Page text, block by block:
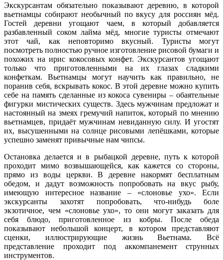
Экскурсантам обязательно показывают деревню, в которой
вьетнамцы собирают необычный по вкусу для россиян мёд.
Гостей деревни угощают чаем, в который добавляется
разбавленный соком лайма мёд, многие туристы отмечают
этот чай, как неповторимо вкусный. Туристы могут
посмотреть полностью ручное изготовление рисовой бумаги и
похожих на ирис кокосовых конфет. Экскурсантов угощают
только что приготовленными на их глазах сладкими
конфеткам. Вьетнамцы могут научить как правильно, не
поранив себя, вскрывать кокос. В этой деревне можно купить
себе на память сделанные из кокоса сувениры – обаятельные
фигурки мистических существ. Здесь мужчинам предложат и
настоянный на змеях гремучий напиток, который по мнению
вьетнамцев, придаёт мужчинам невиданную силу. И угостят
их, высушенными на солнце рисовыми лепёшками, которые
успешно заменят привычные нам чипсы.
Остановка делается и в рыбацкой деревне, путь к которой
проходит мимо возвышающейся, как кажется со стороны,
прямо из воды церкви. В деревне накормят бесплатным
обедом, и дадут возможность попробовать на вкус рыбу,
имеющую интересное название – «слоновье ухо». Если
экскурсанты захотят попробовать, что-нибудь боле
экзотичное, чем «слоновье ухо», то они могут заказать для
себя блюдо, приготовленное из кобры. После обеда
показывают небольшой концерт, в котором представляют
сценки, иллюстрирующие жизнь Вьетнама. Всё
представление проходит под аккомпанемент струнных
инструментов.